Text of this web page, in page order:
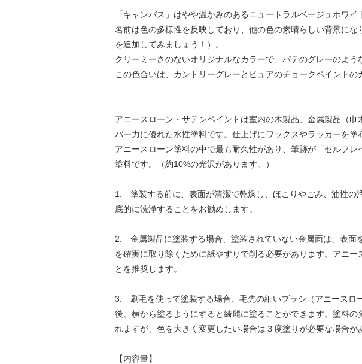
「キャンバス」はやや温かみのあるニュートラルベージュホワイ
名前は色の多様性を反映しており、他の色の素晴らしい背景に
を追加してみましょう！）。
クリーミーさのないオリジナルなカラーで、パテのグレーのよう
この色合いは、カントリーグレーとピュアのチョークペイントの
アニースローン・サテンペイントは室内の木製品、金属製品（
バー力に優れた水性塗料です。仕上げにワックスやラッカーを塗
アニースローン塗料の中で最も耐久性があり、筆跡が「セルフ
塗料です。（約10%の光沢があります。）
1. 塗装する前に、表面が清潔で乾燥し、ほこりやごみ、油性の
底的に洗浄することをお勧めします。
2. 金属製品に塗装する場合、塗装されていない金属面は、表面
を確実に取り除くために紙やすりで削る必要があります。アニ
とを推奨します。
3. 刷毛を使って塗装する場合、毛先の細いブラシ（アニースロ
後、横から塗るようにすると綺麗に塗ることができます。塗料
れますが、色を大きく変更したい場合は３度塗りが必要な場合が
【内容量】